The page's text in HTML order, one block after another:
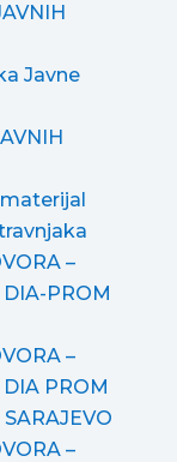
Javne
–
DIA-PROM
–
DIA PROM
SARAJEVO
–